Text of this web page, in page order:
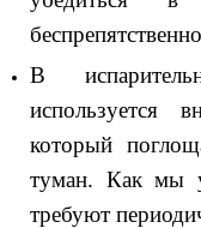
В
используется
который
туман. Как мы
требуют